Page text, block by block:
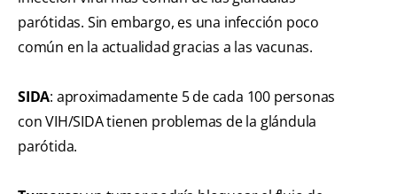
parótidas. Sin embargo, es una infección poco
común en la actualidad gracias a las vacunas.
SIDA: aproximadamente 5 de cada 100 personas
con VIH/SIDA tienen problemas de la glándula
parótida.